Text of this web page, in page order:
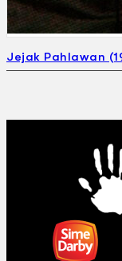
Jejak Pahlawan